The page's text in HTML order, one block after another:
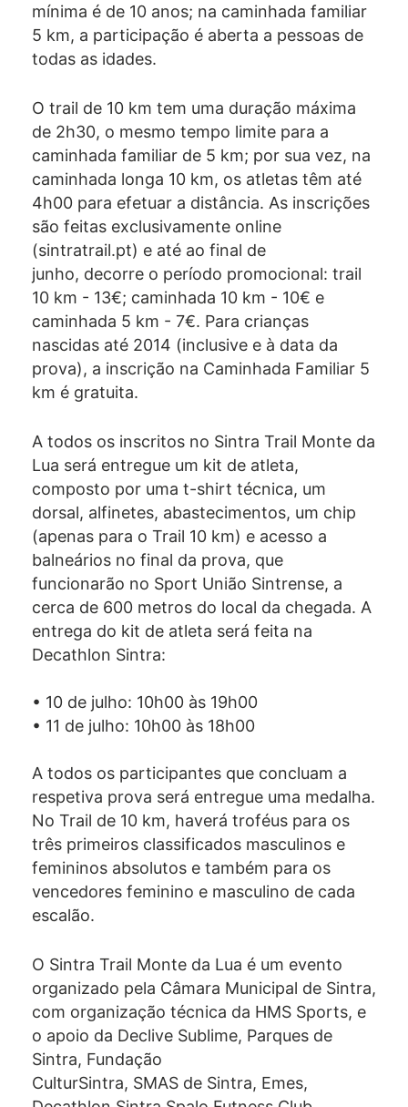
mínima é de 10 anos; na caminhada familiar
5 km, a participação é aberta a pessoas de
todas as idades.
O trail de 10 km tem uma duração máxima
de 2h30, o mesmo tempo limite para a
caminhada familiar de 5 km; por sua vez, na
caminhada longa 10 km, os atletas têm até
4h00 para efetuar a distância. As inscrições
são feitas exclusivamente online
(sintratrail.pt) e até ao final de
junho, decorre o período promocional: trail
10 km - 13€; caminhada 10 km - 10€ e
caminhada 5 km - 7€. Para crianças
nascidas até 2014 (inclusive e à data da
prova), a inscrição na Caminhada Familiar 5
km é gratuita.
A todos os inscritos no Sintra Trail Monte da
Lua será entregue um kit de atleta,
composto por uma t-shirt técnica, um
dorsal, alfinetes, abastecimentos, um chip
(apenas para o Trail 10 km) e acesso a
balneários no final da prova, que
funcionarão no Sport União Sintrense, a
cerca de 600 metros do local da chegada. A
entrega do kit de atleta será feita na
Decathlon Sintra:
• 10 de julho: 10h00 às 19h00
• 11 de julho: 10h00 às 18h00
A todos os participantes que concluam a
respetiva prova será entregue uma medalha.
No Trail de 10 km, haverá troféus para os
três primeiros classificados masculinos e
femininos absolutos e também para os
vencedores feminino e masculino de cada
escalão.
O Sintra Trail Monte da Lua é um evento
organizado pela Câmara Municipal de Sintra,
com organização técnica da HMS Sports, e
o apoio da Declive Sublime, Parques de
Sintra, Fundação
CulturSintra, SMAS de Sintra, Emes,